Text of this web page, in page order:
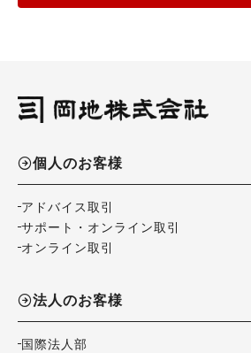
個人のお客様
アドバイス取引
サポート・オンライン取引
オンライン取引
法人のお客様
国際法人部